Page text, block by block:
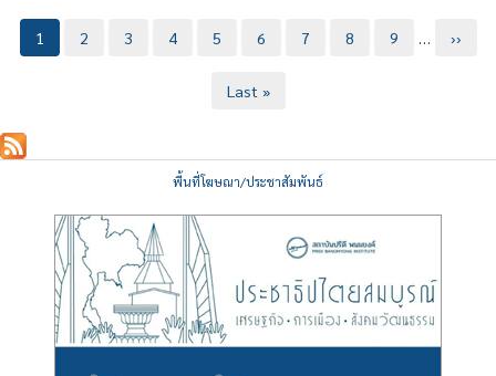
Pagination
Current
1 Page
2 Page
3 Page
4 Page
5 Page
6 Page
7 Page
8 Page
9 …
Next
››
Last
Last »
พื้นที่โฆษณา/ประชาสัมพันธ์